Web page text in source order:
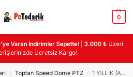
0
Varan İndirimler Sepette! |3.000 ₺ Üzeri
Ücretsiz Kargo!
/ Toptan Speed Dome PTZ / 1 YILLIK (Aylık 8GB İnternet Kotalı) DATA Hattı – Taahhütsüz – 4g Kameralar Türkcell HAT